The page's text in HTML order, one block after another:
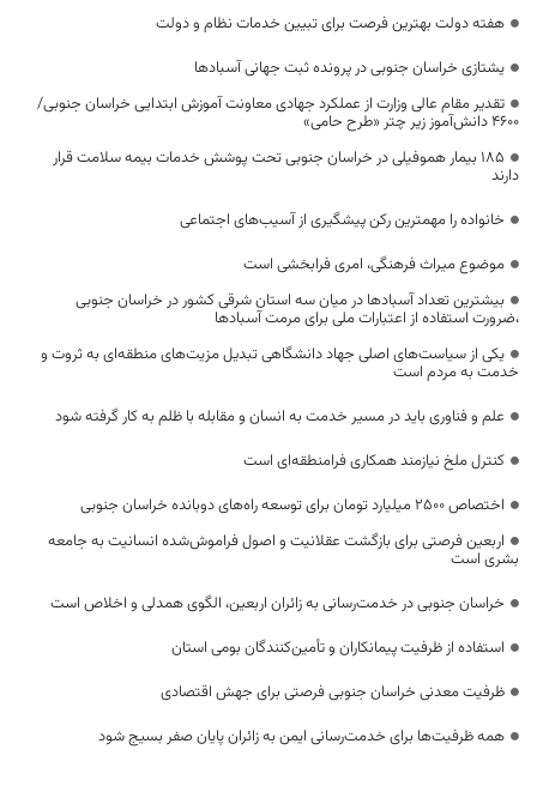
هفته دولت بهترین فرصت برای تبیین خدمات نظام و دولت
یشتازی خراسان جنوبی در پرونده ثبت جهانی آسبادها
تقدیر مقام عالی وزارت از عملکرد جهادی معاونت آموزش ابتدایی خراسان جنوبی/
۴۶۰۰ دانش‌آموز زیر چتر «طرح حامی»
۱۸۵ بیمار هموفیلی در خراسان جنوبی تحت پوشش خدمات بیمه سلامت قرار
دارند
خانواده را مهمترین رکن پیشگیری از آسیب‌های اجتماعی
موضوع میراث فرهنگی، امری فرابخشی است
بیشترین تعداد آسبادها در میان سه استان شرقی کشور در خراسان جنوبی
،ضرورت استفاده از اعتبارات ملی برای مرمت آسبادها
یکی از سیاست‌های اصلی جهاد دانشگاهی تبدیل مزیت‌های منطقه‌ای به ثروت و
خدمت به مردم است
علم و فناوری باید در مسیر خدمت به انسان و مقابله با ظلم به کار گرفته شود
کنترل ملخ نیازمند همکاری فرامنطقه‌ای است
اختصاص 2500 میلیارد تومان برای توسعه راه‌های دوبانده خراسان جنوبی
اربعین فرصتی برای بازگشت عقلانیت و اصول فراموش‌شده انسانیت به جامعه
بشری است
خراسان جنوبی در خدمت‌رسانی به زائران اربعین، الگوی همدلی و اخلاص است
استفاده از ظرفیت پیمانکاران و تأمین‌کنندگان بومی استان
ظرفیت معدنی خراسان جنوبی فرصتی برای جهش اقتصادی
همه ظرفیت‌ها برای خدمت‌رسانی ایمن به زائران پایان صفر بسیج شود